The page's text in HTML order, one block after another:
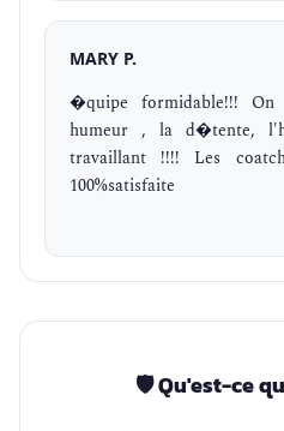
MARY P.
�quipe formidable!!!
humeur , la d�tente,
travaillant !!!! Les
100%satisfaite
🛡️ Qu'est-ce